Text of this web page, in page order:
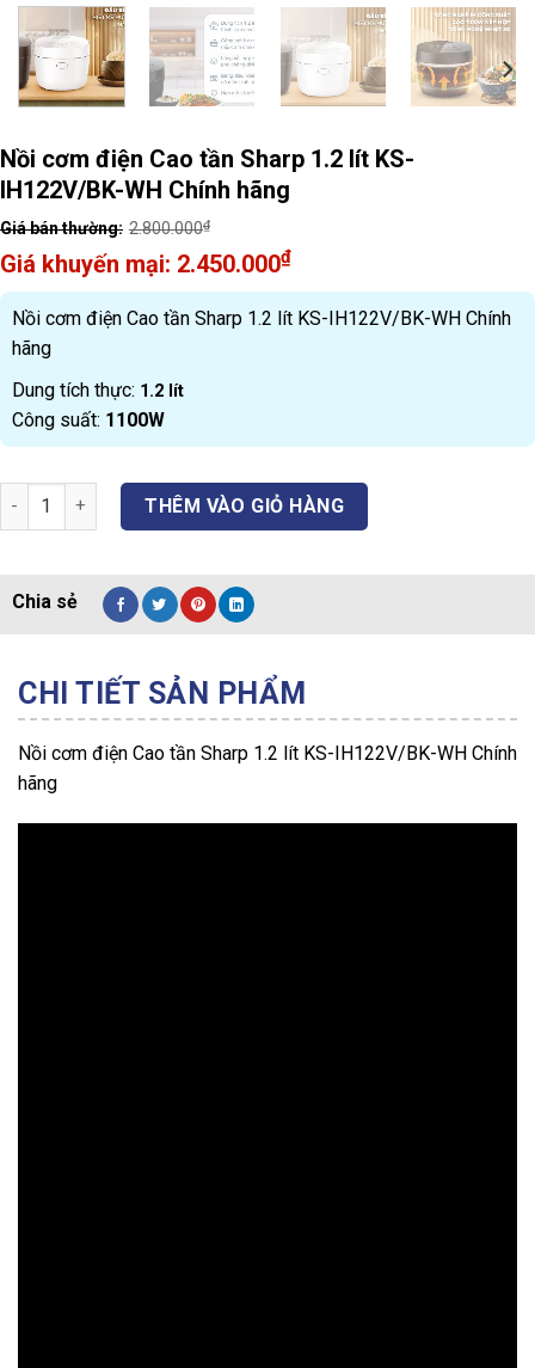
Nồi cơm điện Cao tần Sharp 1.2 lít KS-
IH122V/BK-WH Chính hãng
2.800.000₫
Original
price
was:
2.800.000₫.
2.450.000₫
Current
price
is:
2.450.000₫.
Nồi cơm điện Cao tần Sharp 1.2 lít KS-IH122V/BK-WH Chính
hãng
Dung tích thực: 1.2 lít
Công suất: 1100W
Nồi cơm điện Cao tần Sharp 1.2 lít KS-IH122V/BK-WH Chính hãng
THÊM VÀO GIỎ HÀNG
CHI TIẾT SẢN PHẨM
Nồi cơm điện Cao tần Sharp 1.2 lít KS-IH122V/BK-WH Chính
hãng